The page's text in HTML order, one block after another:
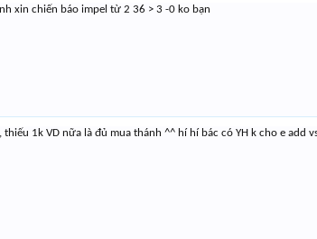
xin chiến báo impel từ 2 36 > 3 -0 ko bạn
1k VD nữa là đủ mua thánh ^^ hí hí bác có YH k cho e add